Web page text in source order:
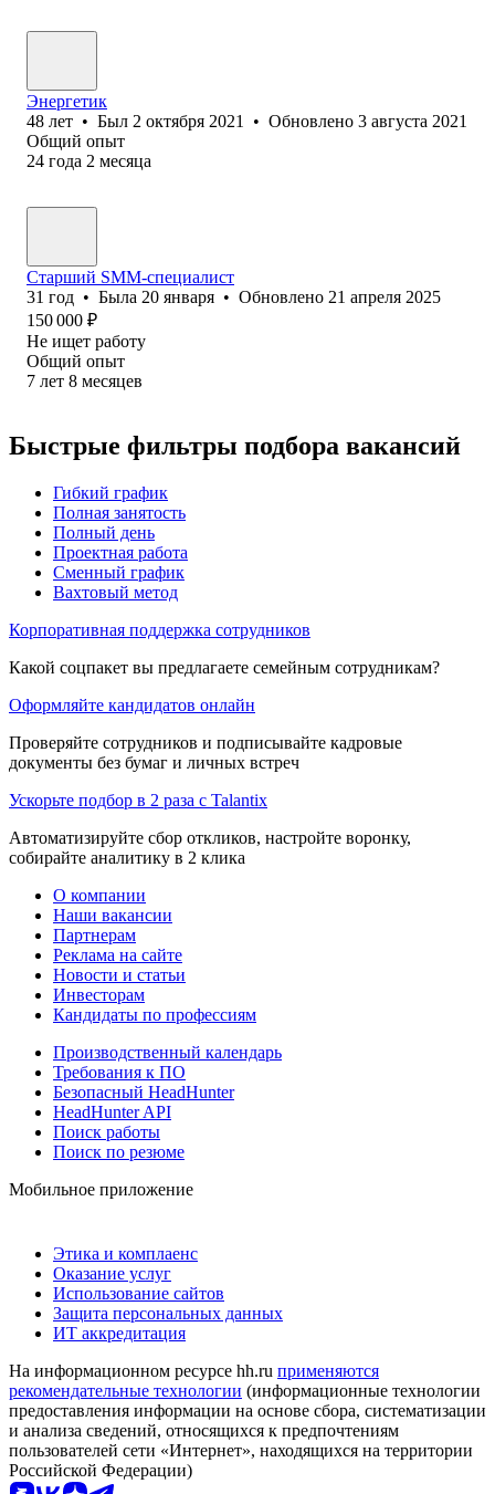
Энергетик
48 лет • Был 2 октября 2021 • Обновлено 3 августа 2021
Общий опыт
24 года 2 месяца
Старший SMM-специалист
31 год • Была 20 января • Обновлено 21 апреля 2025
150 000 ₽
Не ищет работу
Общий опыт
7 лет 8 месяцев
Быстрые фильтры подбора вакансий
Гибкий график
Полная занятость
Полный день
Проектная работа
Сменный график
Вахтовый метод
Корпоративная поддержка сотрудников
Какой соцпакет вы предлагаете семейным сотрудникам?
Оформляйте кандидатов онлайн
Проверяйте сотрудников и подписывайте кадровые
документы без бумаг и личных встреч
Ускорьте подбор в 2 раза с Talantix
Автоматизируйте сбор откликов, настройте воронку,
собирайте аналитику в 2 клика
О компании
Наши вакансии
Партнерам
Реклама на сайте
Новости и статьи
Инвесторам
Кандидаты по профессиям
Производственный календарь
Требования к ПО
Безопасный HeadHunter
HeadHunter API
Поиск работы
Поиск по резюме
Мобильное приложение
Этика и комплаенс
Оказание услуг
Использование сайтов
Защита персональных данных
ИТ аккредитация
На информационном ресурсе hh.ru применяются
рекомендательные технологии (информационные технологии
предоставления информации на основе сбора, систематизации
и анализа сведений, относящихся к предпочтениям
пользователей сети «Интернет», находящихся на территории
Российской Федерации)